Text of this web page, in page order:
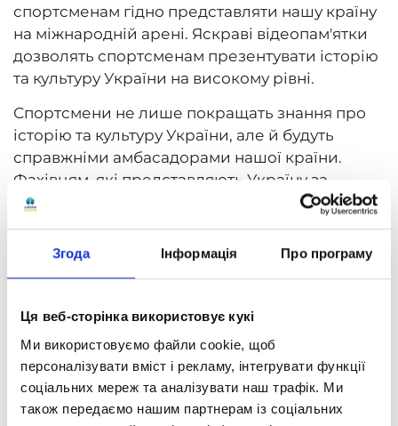
Згода Інформація Про програму
Ця веб-сторінка використовує кукі
Ми використовуємо файли cookie, щоб
персоналізувати вміст і рекламу, інтегрувати функції
соціальних мереж та аналізувати наш трафік. Ми
також передаємо нашим партнерам із соціальних
спортсменам гідно представляти нашу країну
на міжнародній арені. Яскраві відеопам'ятки
дозволять спортсменам презентувати історію
та культуру України на високому рівні.
Спортсмени не лише покращать знання про
історію та культуру України, але й будуть
справжніми амбасадорами нашої країни.
Фахівцям, які представляють Україну за
кордоном, важливо вміти розповісти про
нашу багату культурну та історичну спадщину,
підвищуючи престиж нашої країни.
Проєкт створений за ініціативою першого
Даневича та генеральної директорки Центру
освіти «Оптіма» Марії Мілецької, а також за
підтримки ГО «Спільна перемога».
Під час російсько-української війни необхідно